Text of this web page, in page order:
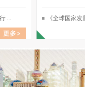
... 《全球国家